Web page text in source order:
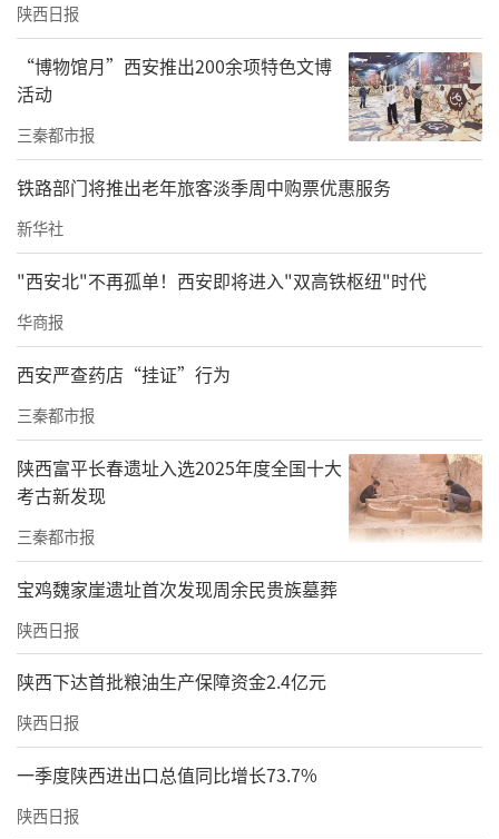
傅莉娟和李文代表受助方讲话，她们高度肯定
了基金会项目开展以来所带来的变化，认为双
方合作模式规范、走访流程明确、帮扶效果明
显、志愿力量强大，践行了以人民为中心的理
念，有效助力打赢脱贫攻坚战和全面推进乡村
振兴战略，重视关注特殊群体，极大彰显社会
公平正义。
大会穿插了精彩的文艺演出，现场气氛热烈，
掌声不断。由志愿者表演的女生独唱、歌伴舞
和快板，得到了全场的认可鼓励。著名军旅歌
唱家陶虹、于乃久、曹晓军现场表演，现场气
氛热烈、掌声不断，盛典在欢乐详和的氛围中
圆满落幕。参会者纷纷表示要更多关注公益慈
陕西日报
“博物馆月”西安推出200余项特色文博
活动
三秦都市报
铁路部门将推出老年旅客淡季周中购票优惠服务
新华社
"西安北"不再孤单！西安即将进入"双高铁枢纽"时代
华商报
西安严查药店“挂证”行为
三秦都市报
陕西富平长春遗址入选2025年度全国十大
考古新发现
三秦都市报
宝鸡魏家崖遗址首次发现周余民贵族墓葬
陕西日报
陕西下达首批粮油生产保障资金2.4亿元
陕西日报
一季度陕西进出口总值同比增长73.7%
陕西日报